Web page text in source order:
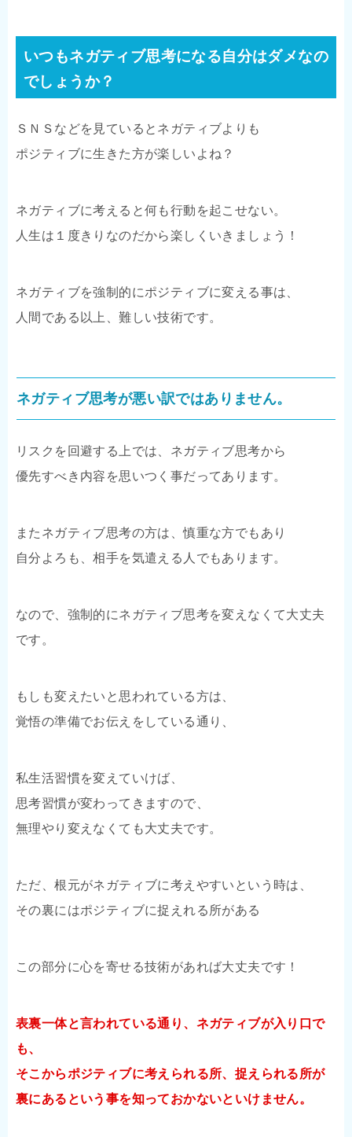
いつもネガティブ思考になる自分はダメなの
でしょうか？
ＳＮＳなどを見ているとネガティブよりも
ポジティブに生きた方が楽しいよね？
ネガティブに考えると何も行動を起こせない。
人生は１度きりなのだから楽しくいきましょう！
ネガティブを強制的にポジティブに変える事は、
人間である以上、難しい技術です。
ネガティブ思考が悪い訳ではありません。
リスクを回避する上では、ネガティブ思考から
優先すべき内容を思いつく事だってあります。
またネガティブ思考の方は、慎重な方でもあり
自分よろも、相手を気遣える人でもあります。
なので、強制的にネガティブ思考を変えなくて大丈夫
です。
もしも変えたいと思われている方は、
覚悟の準備でお伝えをしている通り、
私生活習慣を変えていけば、
思考習慣が変わってきますので、
無理やり変えなくても大丈夫です。
ただ、根元がネガティブに考えやすいという時は、
その裏にはポジティブに捉えれる所がある
この部分に心を寄せる技術があれば大丈夫です！
表裏一体と言われている通り、ネガティブが入り口で
も、
そこからポジティブに考えられる所、捉えられる所が
裏にあるという事を知っておかないといけません。